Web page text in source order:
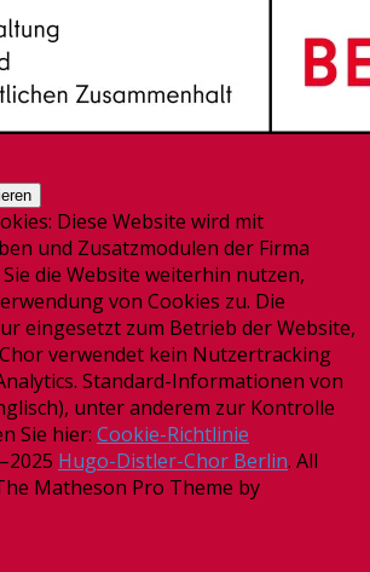
Diese Website wird mit
und Zusatzmodulen der Firma
die Website weiterhin nutzen,
von Cookies zu. Die
eingesetzt zum Betrieb der Website,
verwendet kein Nutzertracking
Standard-Informationen von
unter anderem zur Kontrolle
Sie hier: Cookie-Richtlinie
Hugo-Distler-Chor Berlin. All
Matheson Pro Theme by